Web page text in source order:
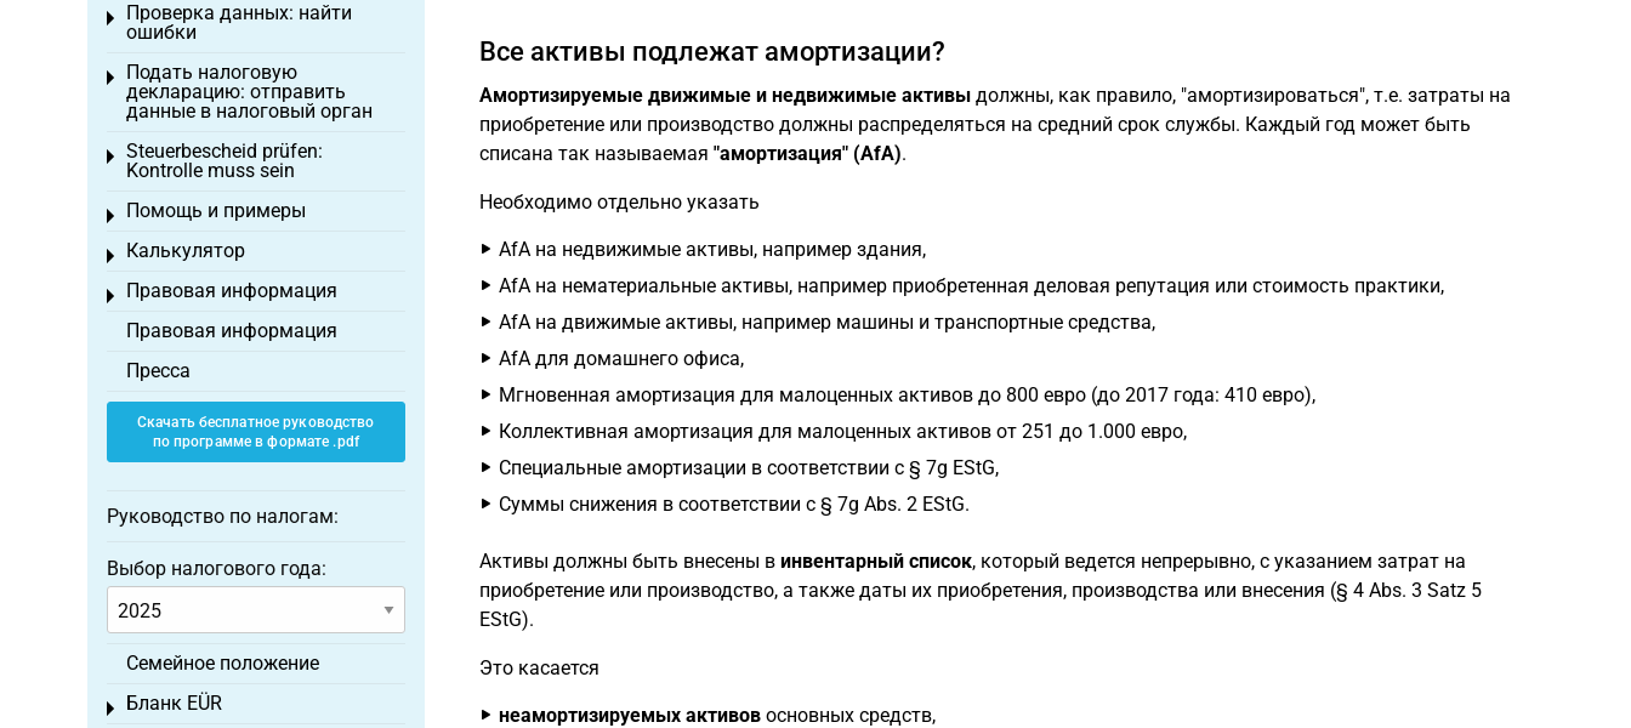
Все активы подлежат амортизации?
Амортизируемые движимые и недвижимые активыдолжны, как правило, "амортизироваться", т.е. затраты на
приобретение или производство должны распределяться на средний срок службы. Каждый год может быть
списана так называемая "амортизация" (AfA).
Необходимо отдельно указать
AfA на недвижимые активы, например здания,
AfA на нематериальные активы, например приобретенная деловая репутация или стоимость практики,
AfA на движимые активы, например машины и транспортные средства,
AfA для домашнего офиса,
Мгновенная амортизация для малоценных активов до 800 евро (до 2017 года: 410 евро),
Коллективная амортизация для малоценных активов от 251 до 1.000 евро,
Специальные амортизации в соответствии с § 7g EStG,
Суммы снижения в соответствии с § 7g Abs. 2 EStG.
Активы должны быть внесены в инвентарный список, который ведется непрерывно, с указанием затрат на
приобретение или производство, а также даты их приобретения, производства или внесения (§ 4 Abs. 3 Satz 5
EStG).
Это касается
неамортизируемых активовосновных средств,
Проверка данных: найти
ошибки
Toggle menu
Подать налоговую
декларацию: отправить
данные в налоговый орган
Toggle menu
Steuerbescheid prüfen:
Kontrolle muss sein
Toggle menu
Помощь и примеры
Toggle menu
Калькулятор
Toggle menu
Правовая информация
Toggle menu
Правовая информация
Пресса
Скачать бесплатное руководство
по программе в формате .pdf
Руководство по налогам:
Выбор налогового года:
Семейное положение
Бланк EÜR
Toggle menu